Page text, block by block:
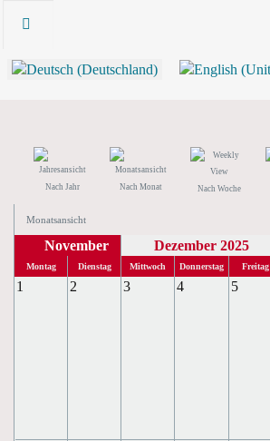
Nach Jahr Nach Monat Nach Woche
Monatsansicht
November Dezember 2025
Montag Dienstag Mittwoch Donnerstag Freitag
1 2 3 4 5